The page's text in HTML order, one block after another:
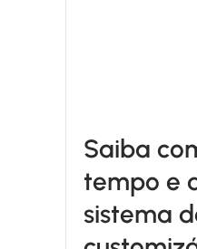
Saiba
tempo e
sistema